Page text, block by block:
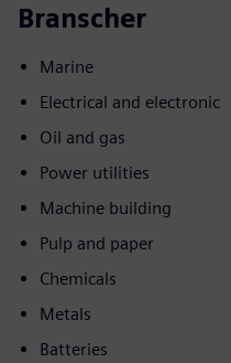
Branscher
Marine
Electrical and electronic
Oil and gas
Power utilities
Machine building
Pulp and paper
Chemicals
Metals
Batteries